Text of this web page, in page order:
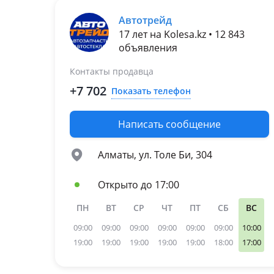
(KL8)
2012 - 2020 3 поколение
(5F1)
Skoda Superb
2015 - 2019 3 поколение
(3V3/3V5)
Volkswagen Beetle
2011 - 2019 A5
2020 - н.в. 6 поколение
2017 - н.в. 6 поколение
[Европейский рынок]
2015 - 2020 5 поколение
рестайлинг
2009 - 2015 5 поколение
Автотрейд
17 лет на Kolesa.kz • 12 843
объявления
Контакты продавца
+7 702 Показать телефон
Написать сообщение
Алматы, ул. Толе Би, 304
Открыто до 17:00
ПН
09:00
19:00
ВТ
09:00
19:00
СР
09:00
19:00
ЧТ
09:00
19:00
ПТ
09:00
19:00
СБ
09:00
18:00
ВС
10:00
17:00